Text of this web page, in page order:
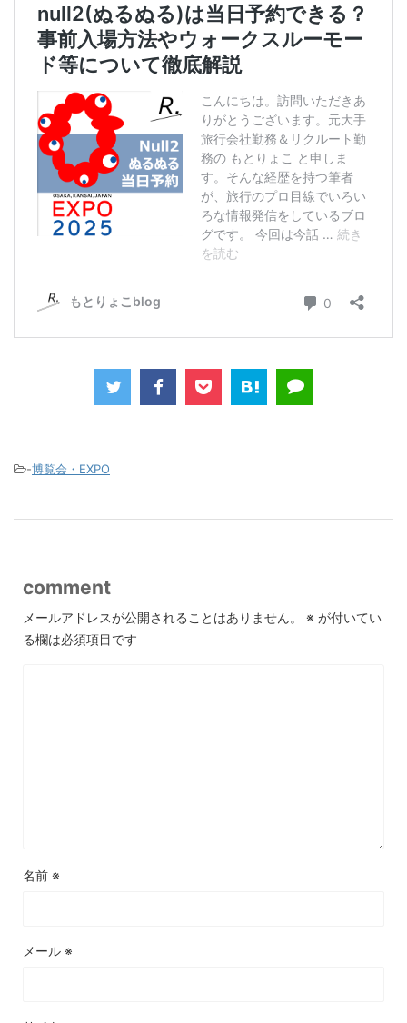
-博覧会・EXPO
comment
メールアドレスが公開されることはありません。 ※ が付いてい
る欄は必須項目です
名前 ※
メール ※